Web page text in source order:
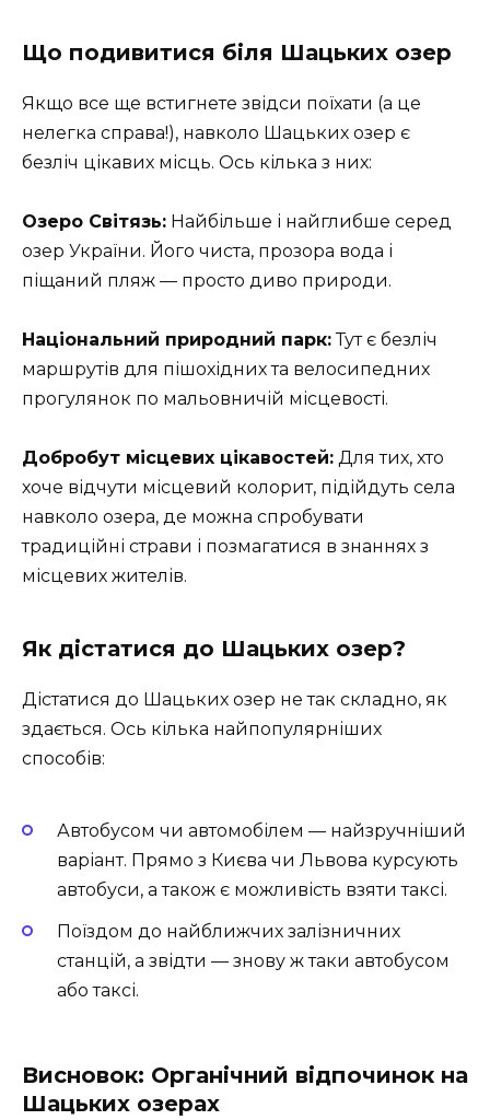
Що подивитися біля Шацьких озер
Якщо все ще встигнете звідси поїхати (а це
нелегка справа!), навколо Шацьких озер є
безліч цікавих місць. Ось кілька з них:
Озеро Світязь: Найбільше і найглибше серед
озер України. Його чиста, прозора вода і
піщаний пляж — просто диво природи.
Національний природний парк:Тут є безліч
маршрутів для пішохідних та велосипедних
прогулянок по мальовничій місцевості.
Добробут місцевих цікавостей: Для тих, хто
хоче відчути місцевий колорит, підійдуть села
навколо озера, де можна спробувати
традиційні страви і позмагатися в знаннях з
місцевих жителів.
Як дістатися до Шацьких озер?
Дістатися до Шацьких озер не так складно, як
здається. Ось кілька найпопулярніших
способів:
Автобусом чи автомобілем — найзручніший
варіант. Прямо з Києва чи Львова курсують
автобуси, а також є можливість взяти таксі.
Поїздом до найближчих залізничних
станцій, а звідти — знову ж таки автобусом
або таксі.
Висновок: Органічний відпочинок на
Шацьких озерах